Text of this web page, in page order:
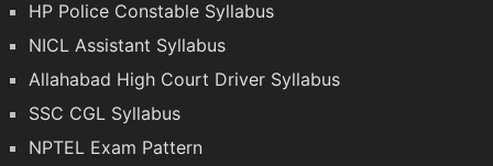
HP Police Constable Syllabus
NICL Assistant Syllabus
Allahabad High Court Driver Syllabus
SSC CGL Syllabus
NPTEL Exam Pattern